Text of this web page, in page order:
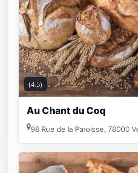
(4.5)
Au Chant du Coq
98 Rue de la Paroisse, 78000